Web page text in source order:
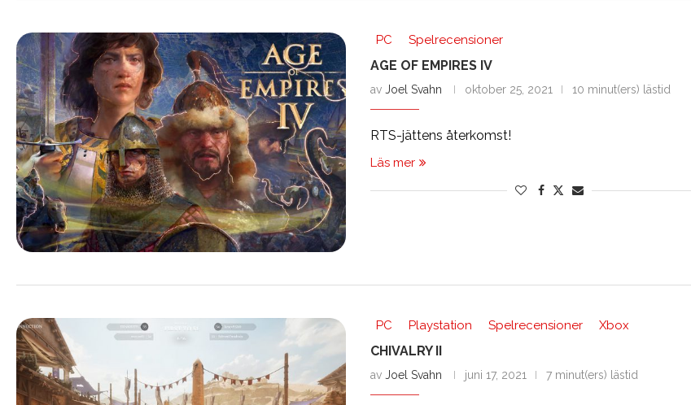
PC Spelrecensioner
AGE OF EMPIRES IV
av Joel Svahn oktober 25, 2021 10 minut(ers) lästid
RTS-jättens återkomst!
Läs mer
PC Playstation Spelrecensioner Xbox
CHIVALRY II
av Joel Svahn juni 17, 2021 7 minut(ers) lästid